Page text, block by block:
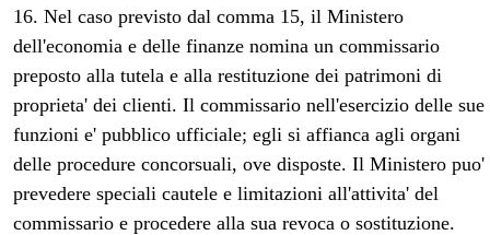
16. Nel caso previsto dal comma 15, il Ministero
dell'economia e delle finanze nomina un commissario
preposto alla tutela e alla restituzione dei patrimoni di
proprieta' dei clienti. Il commissario nell'esercizio delle sue
funzioni e' pubblico ufficiale; egli si affianca agli organi
delle procedure concorsuali, ove disposte. Il Ministero puo'
prevedere speciali cautele e limitazioni all'attivita' del
commissario e procedere alla sua revoca o sostituzione.